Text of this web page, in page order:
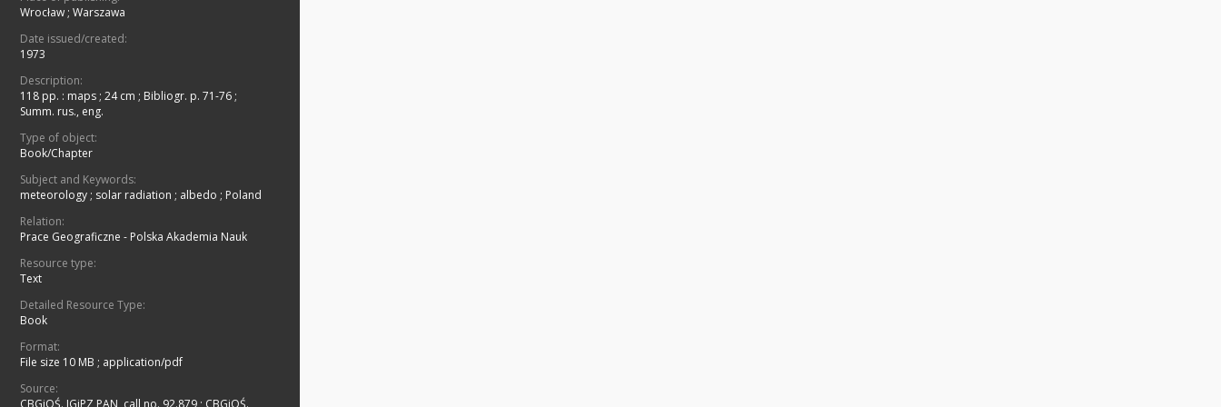
Wrocław ; Warszawa
Date issued/created:
1973
Description:
118 pp. : maps ; 24 cm ; Bibliogr. p. 71-76 ;
Summ. rus., eng.
Type of object:
Book/Chapter
Subject and Keywords:
meteorology ; solar radiation ; albedo ; Poland
Relation:
Prace Geograficzne - Polska Akademia Nauk
Resource type:
Text
Detailed Resource Type:
Book
Format:
File size 10 MB ; application/pdf
Source: